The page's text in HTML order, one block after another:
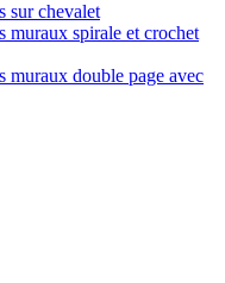
sur chevalet
muraux spirale et crochet
muraux double page avec